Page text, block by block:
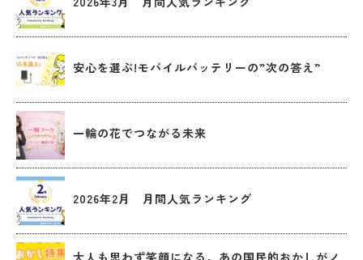
安心を選ぶ!モバイルバッテリーの”次の答え”
一輪の花でつながる未来
2026年2月 月間人気ランキング
大人も思わず笑顔になる。あの国民的おかしがノ